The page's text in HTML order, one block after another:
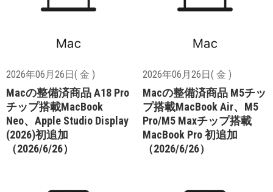
2026年06月26日( 金 )
Macの整備済商品 A18 Pro
チップ搭載MacBook
Neo、Apple Studio Display
(2026)初追加
（2026/6/26）
2026年06月26日( 金 )
Macの整備済商品 M5チッ
プ搭載MacBook Air、M5
Pro/M5 Maxチップ搭載
MacBook Pro 初追加
（2026/6/26）